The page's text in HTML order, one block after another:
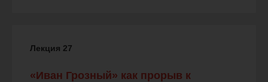
Лекция 27
«Иван Грозный» как прорыв к